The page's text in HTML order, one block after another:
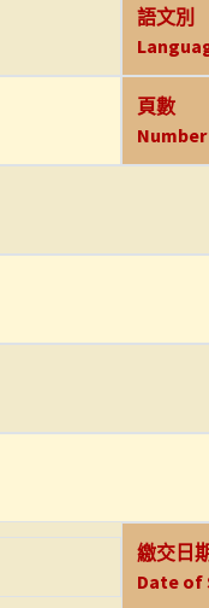
語文別
頁數
繳交日
Date of